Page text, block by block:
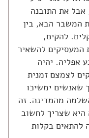
אבל את התובנה
המשבר הבא, בין
להקים,
המעסיקים להשאיר
אפליה. יהיה
לצמצם זמנית
שאנשים ימשיכו
מהמדינה. זה
היא שצריך לחשוב
להתאים בקלות